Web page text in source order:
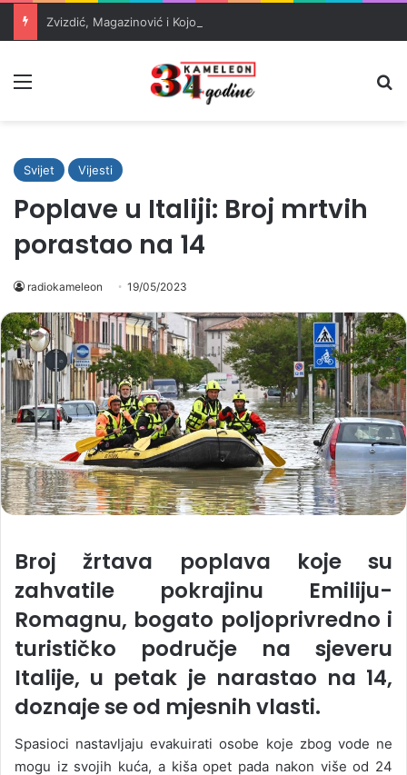
Svijet Vijesti
Poplave u Italiji: Broj mrtvih
porastao na 14
radiokameleon 19/05/2023
Broj žrtava poplava koje su
zahvatile pokrajinu Emiliju-
Romagnu, bogato poljoprivredno i
turističko područje na sjeveru
Italije, u petak je narastao na 14,
doznaje se od mjesnih vlasti.
Spasioci nastavljaju evakuirati osobe koje zbog vode ne
mogu iz svojih kuća, a kiša opet pada nakon više od 24